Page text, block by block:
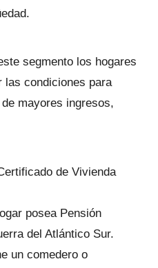
segmento los hogares
las condiciones para
mayores ingresos,
de Vivienda
posea Pensión
del Atlántico Sur.
un comedero o